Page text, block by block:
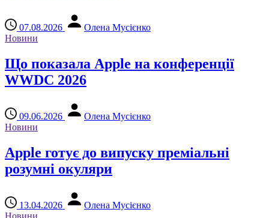
07.08.2026
Олена Мусієнко
Новини
Що показала Apple на конференції
WWDC 2026
09.06.2026
Олена Мусієнко
Новини
Apple готує до випуску преміальні
розумні окуляри
13.04.2026
Олена Мусієнко
Новини